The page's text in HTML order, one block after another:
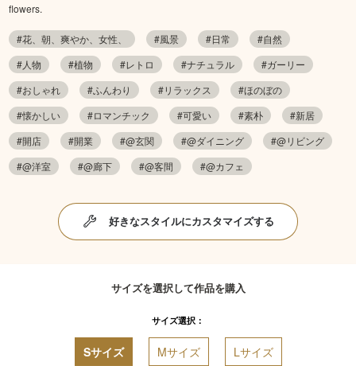
flowers.
#花、朝、爽やか、女性、 #風景 #日常
#自然
#人物
#植物 #レトロ #ナチュラル
#ガーリー
#おしゃれ
#ふんわり #リラックス
#ほのぼの
#懐かしい
#ロマンチック #可愛い #素朴
#新居
#開店
#開業 #@玄関 #@ダイニング
#@リビング
#@洋室
#@廊下 #@客間 #@カフェ
好きなスタイルにカスタマイズする
サイズを選択して作品を購入
サイズ選択：
Sサイズ Mサイズ Lサイズ